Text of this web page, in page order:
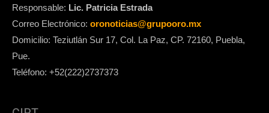
Responsable: Lic. Patricia Estrada
Correo Electrónico: oronoticias@grupooro.mx
Domicilio: Teziutlán Sur 17, Col. La Paz, CP. 72160, Puebla,
Pue.
Teléfono: +52(222)2737373